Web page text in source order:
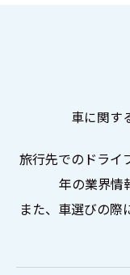
車に関す
旅行先でのドライ
年の業界情
また、車選びの